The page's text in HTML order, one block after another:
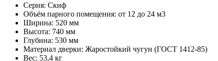
Серия: Скиф
Объём парного помещения: от 12 до 24 м3
Ширина: 520 мм
Высота: 740 мм
Глубина: 530 мм
Материал дверки: Жаростойкий чугун (ГОСТ 1412-85)
Вес: 53,4 кг